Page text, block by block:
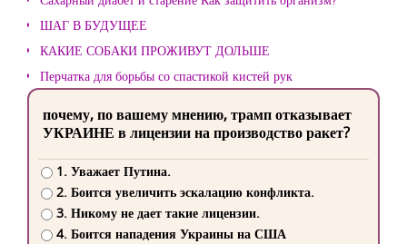
ШАГ В БУДУЩЕЕ
КАКИЕ СОБАКИ ПРОЖИВУТ ДОЛЬШЕ
Перчатка для борьбы со спастикой кистей рук
почему, по вашему мнению, трамп отказывает
УКРАИНЕ в лицензии на производство ракет?
1. Уважает Путина.
2. Боится увеличить эскалацию конфликта.
3. Никому не дает такие лицензии.
4. Боится нападения Украины на США